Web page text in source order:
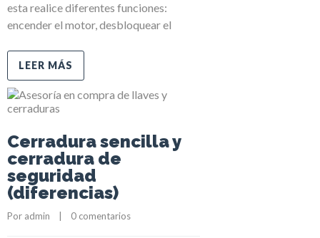
esta realice diferentes funciones:
encender el motor, desbloquear el
LEER MÁS
Cerradura sencilla y
cerradura de
seguridad
(diferencias)
Por admin 0 comentarios